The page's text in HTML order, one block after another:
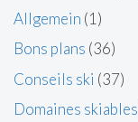
Allgemein (1)
Bons plans (36)
Conseils ski (37)
Domaines skiables